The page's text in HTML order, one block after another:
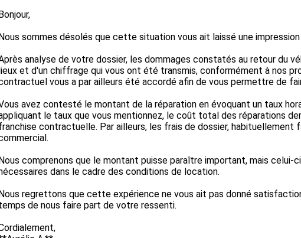
sommes désolés que cette situation vous ait laissé une
analyse de votre dossier, les dommages constatés au retour du
et d'un chiffrage qui vous ont été transmis, conformément à nos
vous a par ailleurs été accordé afin de vous permettre de
avez contesté le montant de la réparation en évoquant un taux
le taux que vous mentionnez, le coût total des réparations
contractuelle. Par ailleurs, les frais de dossier,
comprenons que le montant puisse paraître important, mais celui-
dans le cadre des conditions de location.
regrettons que cette expérience ne vous ait pas donné
de nous faire part de votre ressenti.